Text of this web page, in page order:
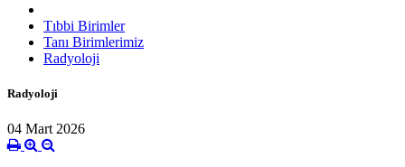
Tıbbi Birimler
Tanı Birimlerimiz
Radyoloji
Radyoloji
04 Mart 2026